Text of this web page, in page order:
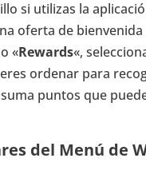
si utilizas la
oferta de
«Rewards«,
ordenar para
puntos que
del Menú de